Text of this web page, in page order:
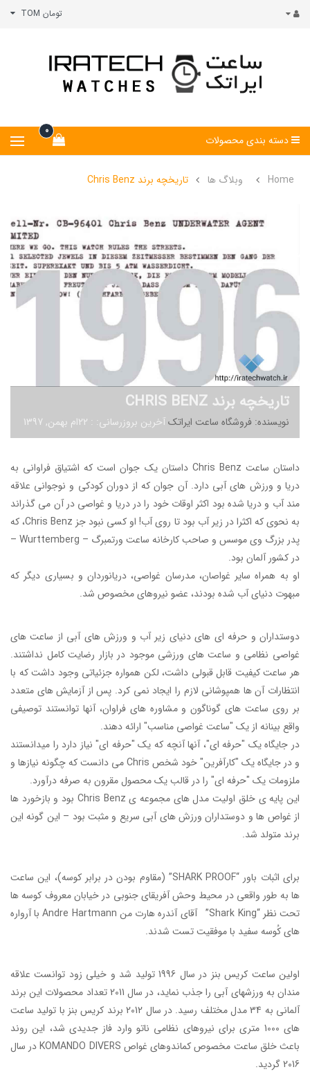
تومان TOM
0
دسته بندی محصولات
Home وبلاگ ها تاریخچه برند Chris Benz
تاریخچه برند CHRIS BENZ
نویسنده: فروشگاه ساعت ایراتکآخرین بروزرسانی: : 22ام بهمن, 1397
داستان ساعت
داستان یک جوان است که اشتیاق فراوانی به
دریا و ورزش های آبی دارد. آن جوان که از دوران کودکی و نوجوانی علاقه
مند آب و دریا شده بود اکثر اوقات خود را در دریا و غواصی در آن می گذراند
به نحوی که اکثرا در زیر آب بود تا روی آب! او کسی نبود جز Chris Benz، که
پدر بزرگ وی موسس و صاحب کارخانه ساعت ورتمبرگ – Wurttemberg –
در کشور آلمان بود.
او به همراه سایر غواصان، مدرسان غواصی، دریانوردان و بسیاری دیگر که
مبهوت دنیای آب شده بودند، عضو نیروهای مخصوص شد.
دوستداران و حرفه ای های دنیای زیر آب و ورزش های آبی از ساعت های
غواصی نظامی و ساعت های ورزشی موجود در بازار رضایت کامل نداشتند.
هر ساعت کیفیت قابل قبولی داشت، لکن همواره جزئیاتی وجود داشت که با
انتظارات آن ها همپوشانی لازم را ایجاد نمی کرد. پس از آزمایش های متعدد
بر روی ساعت های گوناگون و مشاوره های فراوان، آنها توانستند توصیفی
واقع بینانه از یک "ساعت غواصی مناسب" ارائه دهند.
در جایگاه یک "حرفه ای"، آنها آنچه که یک "حرفه ای" نیاز دارد را میدانستند
و در جایگاه یک "کارآفرین" خود شخص Chris می دانست که چگونه نیازها و
ملزومات یک "حرفه ای" را در قالب یک محصول مقرون به صرفه درآورد.
این پایه ی خلق اولیت مدل های مجموعه ی Chris Benz بود و بازخورد ها
از غواص ها و دوستداران ورزش های آبی سریع و مثبت بود – این گونه این
برند متولد شد.
برای اثبات باور “SHARK PROOF” (مقاوم بودن در برابر کوسه)، این ساعت
ها به طور واقعی در محیط وحش آفریقای جنوبی در خیابان معروف کوسه ها
تحت نظر “Shark King” آقای آندره هارت من Andre Hartmann با آرواره
های کُوسه سفید با موفقیت تست شدند.
اولین ساعت کریس بنز
در سال 1996 تولید شد و خیلی زود توانست علاقه
مندان به ورزشهای آبی را جذب نماید، در سال 2011 تعداد محصولات این برند
آلمانی به 34 مدل مختلف رسید. در سال 2012 برند کریس بنز با تولید ساعت
های 1000 متری برای
نیروهای نظامی ناتو وارد فاز جدیدی شد، این روند
باعث خلق ساعت مخصوص کماندوهای غواص KOMANDO DIVERSدر سال
2016 گردید.